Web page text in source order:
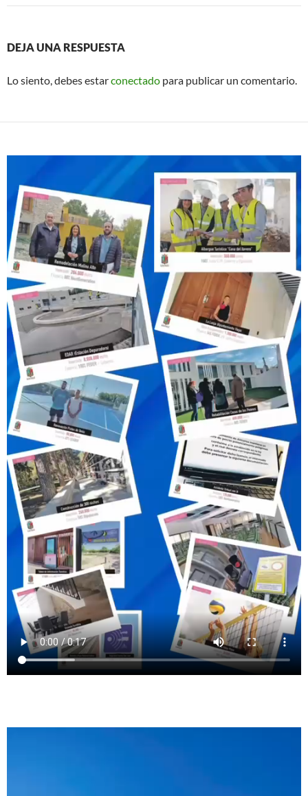
DEJA UNA RESPUESTA
Lo siento, debes estarconectado para publicar un comentario.